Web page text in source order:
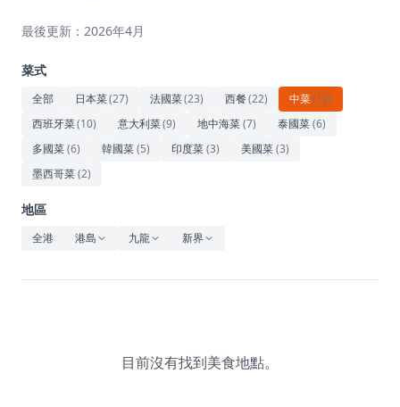
藝術文化
休閒
音樂
最後更新：2026年4月
菜式
全部 日本菜(27) 法國菜(23) 西餐(22) 中菜(12)
西班牙菜(10) 意大利菜(9) 地中海菜(7) 泰國菜(6)
多國菜(6) 韓國菜(5) 印度菜(3) 美國菜(3)
墨西哥菜(2)
地區
全港 港島 九龍 新界
目前沒有找到美食地點。